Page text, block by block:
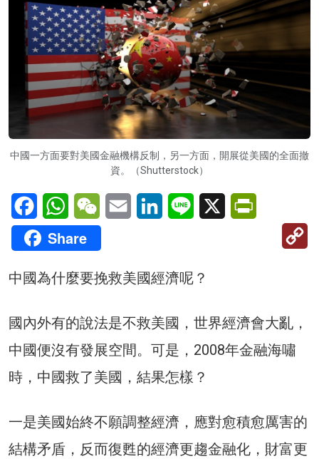
中國一方面要對美國金融機構反制，另一方面，開展從美國的全面撤
資。（Shutterstock）
FacebookWhatsAppWeChatEmail LinkedInLine X
Share
中國為什麼要挽救美國經濟呢？
國內外有的說法是不救美國，世界經濟會大亂，
中國便沒有發展空間。可是，2008年金融海嘯
時，中國救了美國，結果怎樣？
一是美國始終不願調整經濟，應對愈積愈厲害的
結構矛盾，反而復甦的經濟更趨金融化，財富更